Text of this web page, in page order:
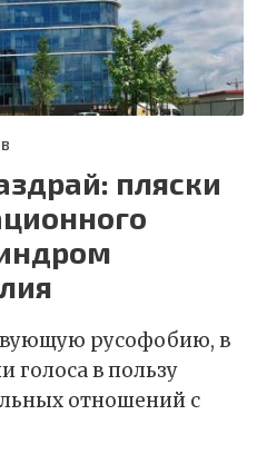
пляски
русофобию, в
голоса в пользу
отношений с